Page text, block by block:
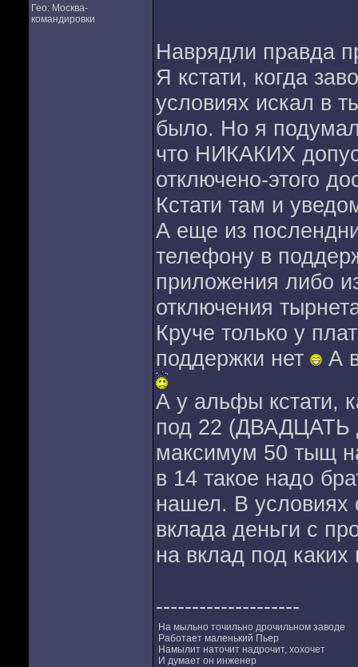
Гео: Москва-
командировки
Наврядли правда
Я кстати, когда
условиях искал в
было. Но я подумал
что НИКАКИХ
отключено-этого
Кстати там и
А еще из
телефону в
приложения либо
отключения
Круче только у
поддержки нет
А в
А у альфы кстати,
под 22
максимум 50 тыщ
в 14 такое надо
нашел. В условиях
вклада деньги с
на вклад под
--------------------
На мыльно точильно дрочильном заводе
Работает маленький Пьер
Намылит наточит надрочит, хохочет
И думает он инженер